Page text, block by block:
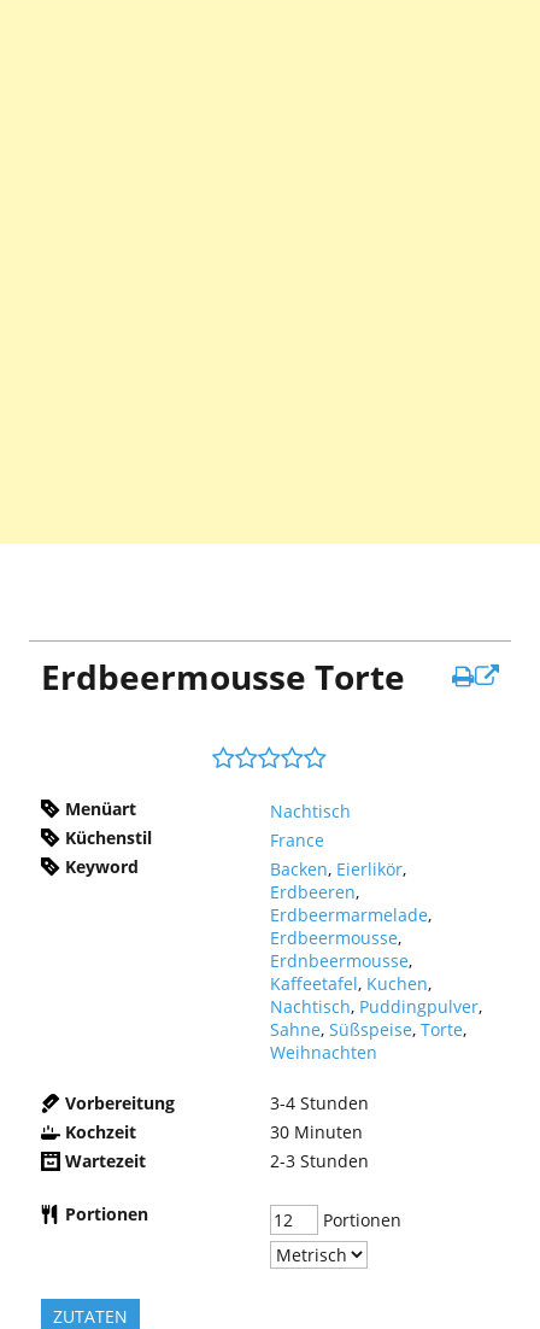
Erdbeermousse Torte
Menüart
Nachtisch
Küchenstil
France
Keyword
Backen, Eierlikör,
Erdbeeren,
Erdbeermarmelade,
Erdbeermousse,
Erdnbeermousse,
Kaffeetafel, Kuchen,
Nachtisch, Puddingpulver,
Sahne, Süßspeise, Torte,
Weihnachten
Vorbereitung 3-4 Stunden
Kochzeit
30 Minuten
Wartezeit
2-3 Stunden
Portionen Portionen
ZUTATEN